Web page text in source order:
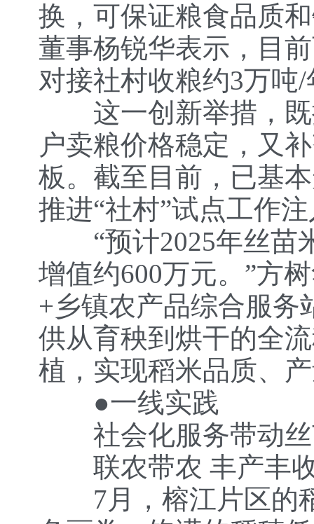
换，可保证粮食品质
董事杨锐华表示，目
对接社村收粮约3万吨
这一创新举措，既
户卖粮价格稳定，又
板。截至目前，已基
推进“社村”试点工作
“预计2025年丝苗米
增值约600万元。”方
+乡镇农产品综合服务
供从育秧到烘干的全
植，实现稻米品质、
●一线实践
社会化服务带动丝
联农带农 丰产丰
7月，榕江片区的稻